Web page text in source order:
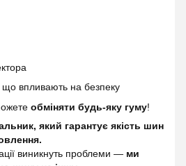
впливають на безпеку
обміняти будь-яку гуму!
який гарантує якість шин
виникнуть проблеми — ми